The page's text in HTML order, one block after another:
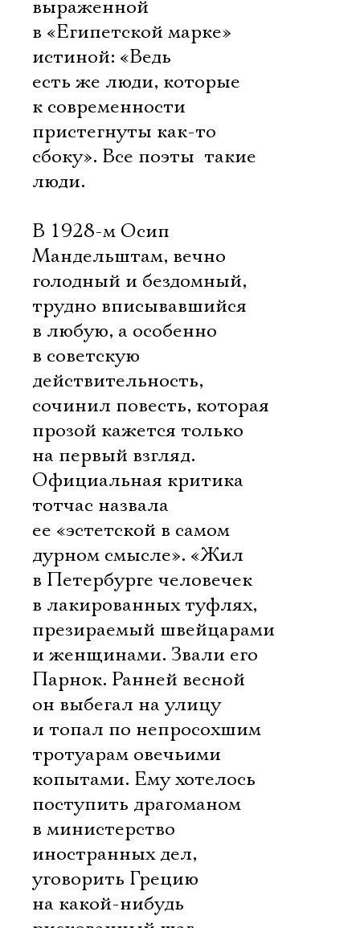
выраженной
в «Египетской марке»
истиной: «Ведь
есть же люди, которые
к современности
пристегнуты как-то
сбоку». Все поэты  такие
люди.
В 1928-м Осип
Мандельштам, вечно
голодный и бездомный,
трудно вписывавшийся
в любую, а особенно
в советскую
действительность,
сочинил повесть, которая
прозой кажется только
на первый взгляд.
Официальная критика
тотчас назвала
ее «эстетской в самом
дурном смысле». «Жил
в Петербурге человечек
в лакированных туфлях,
презираемый швейцарами
и женщинами. Звали его
Парнок. Ранней весной
он выбегал на улицу
и топал по непросохшим
тротуарам овечьими
копытами. Ему хотелось
поступить драгоманом
в министерство
иностранных дел,
уговорить Грецию
на какой-нибудь